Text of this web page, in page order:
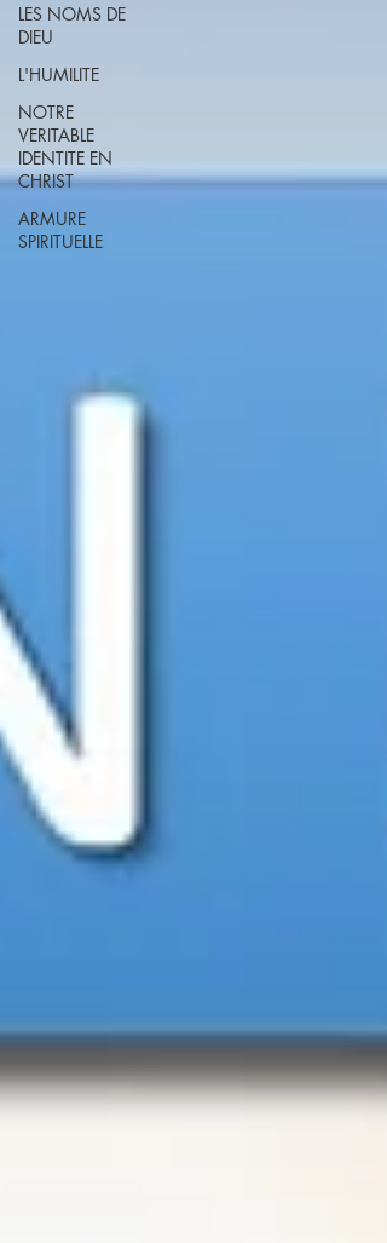
LES NOMS DE
DIEU
L'HUMILITE
NOTRE
VERITABLE
IDENTITE EN
CHRIST
ARMURE
SPIRITUELLE